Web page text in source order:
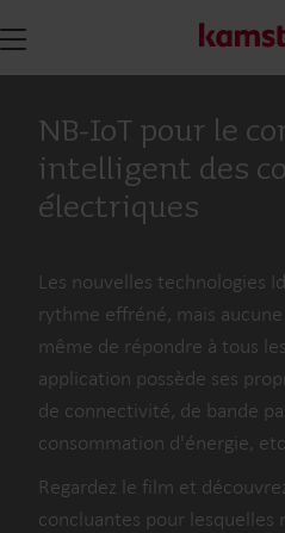
NB-IoT pour le
intelligent des
électriques
Les nouvelles technologies
rythme effréné, mais aucune
même de répondre à tous
application possède ses
de connectivité, de bande
consommation d'énergie,
Regardez le film et
concluantes pour lesquelles